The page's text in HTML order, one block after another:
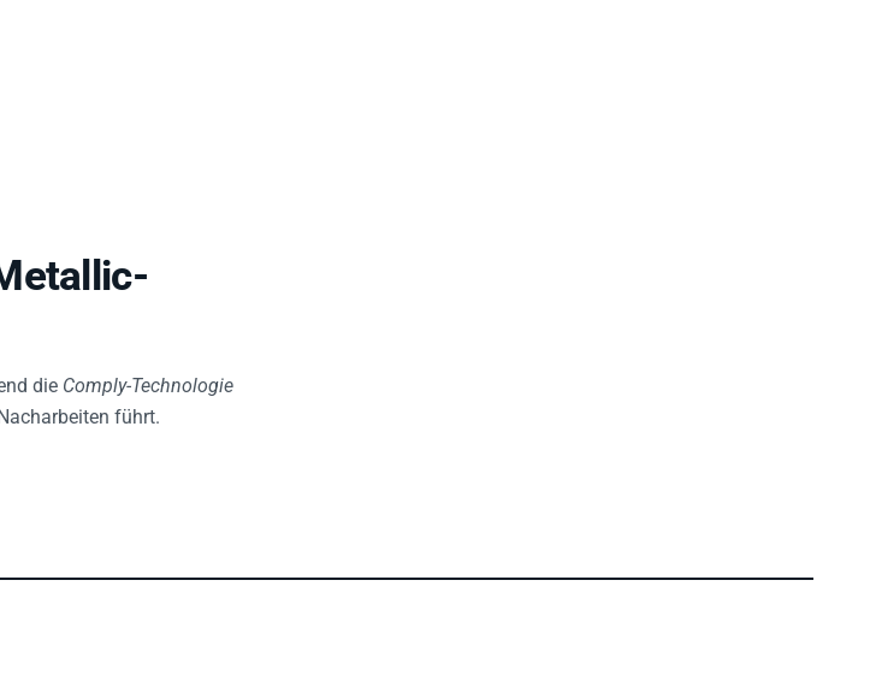
die Comply-Technologie
führt.